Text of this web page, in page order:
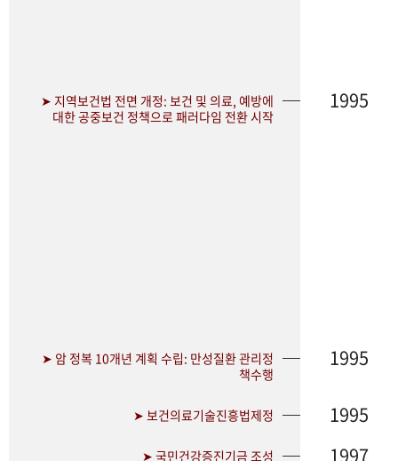
➤ 지역보건법 전면 개정: 보건 및 의료, 예방에
대한 공중보건 정책으로 패러다임 전환 시작
1995
➤ 암 정복 10개년 계획 수립: 만성질환 관리정
책수행
1995
➤ 보건의료기술진흥법제정 1995
➤ 국민건강증진기금 조성 1997